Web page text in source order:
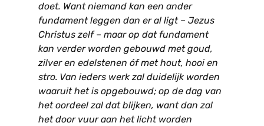
doet. Want niemand kan een ander
fundament leggen dan er al ligt – Jezus
Christus zelf – maar op dat fundament
kan verder worden gebouwd met goud,
zilver en edelstenen óf met hout, hooi en
stro. Van ieders werk zal duidelijk worden
waaruit het is opgebouwd; op de dag van
het oordeel zal dat blijken, want dan zal
het door vuur aan het licht worden